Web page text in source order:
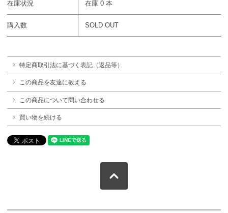
在庫状況 在庫 0 本
購入数 SOLD OUT
特定商取引法に基づく表記（返品等）
この商品を友達に教える
この商品について問い合わせる
買い物を続ける